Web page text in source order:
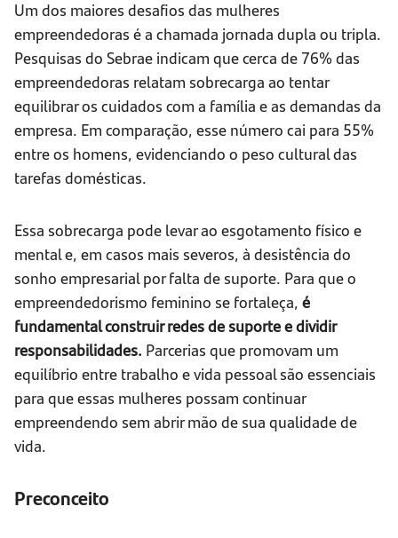
Um dos maiores desafios das mulheres
empreendedoras é a chamada jornada dupla ou tripla.
Pesquisas do Sebrae indicam que cerca de 76% das
empreendedoras relatam sobrecarga ao tentar
equilibrar os cuidados com a família e as demandas da
empresa. Em comparação, esse número cai para 55%
entre os homens, evidenciando o peso cultural das
tarefas domésticas.
Essa sobrecarga pode levar ao esgotamento físico e
mental e, em casos mais severos, à desistência do
sonho empresarial por falta de suporte. Para que o
empreendedorismo feminino se fortaleça, é
fundamental construir redes de suporte e dividir
responsabilidades. Parcerias que promovam um
equilíbrio entre trabalho e vida pessoal são essenciais
para que essas mulheres possam continuar
empreendendo sem abrir mão de sua qualidade de
vida.
Preconceito